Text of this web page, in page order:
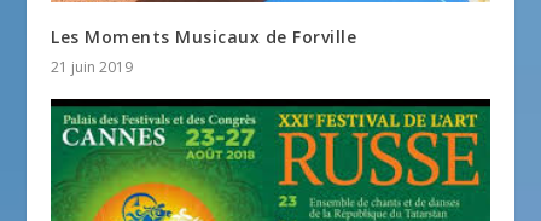
Les Moments Musicaux de Forville
21 juin 2019